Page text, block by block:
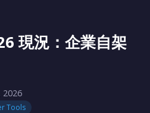
現況：企業自架
2026
Tools